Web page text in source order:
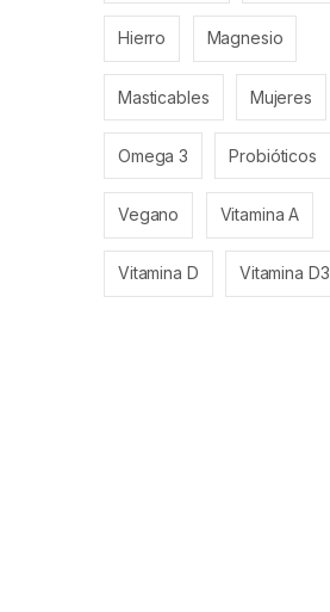
Hierro Magnesio
Masticables Mujeres
Omega 3 Probióticos
Vegano Vitamina A
Vitamina D Vitamina D3